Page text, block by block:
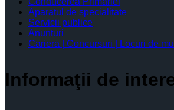
Aparatul de specialitate
Servicii publice
Anunturi
Cariera | Concursuri | Locuri de
Informaţii de